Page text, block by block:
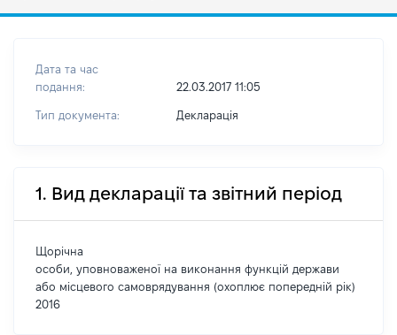
Дата та час
подання:
22.03.2017 11:05
Тип документа: Декларація
1. Вид декларації та звітний період
Щорічна
особи, уповноваженої на виконання функцій держави
або місцевого самоврядування (охоплює попередній рік)
2016